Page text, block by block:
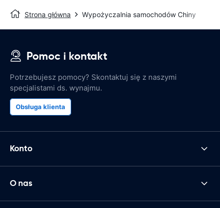
Strona główna Wypożyczalnia samochodów Chiny
Pomoc i kontakt
Potrzebujesz pomocy? Skontaktuj się z naszymi
specjalistami ds. wynajmu.
Obsługa klienta
Konto
O nas